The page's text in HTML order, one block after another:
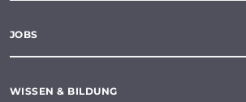
JOBS
WISSEN & BILDUNG